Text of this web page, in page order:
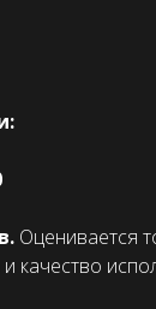
Оценивается
качество